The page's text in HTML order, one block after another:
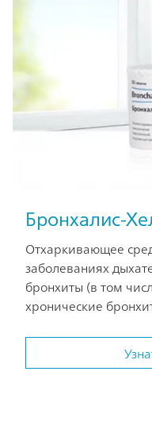
Бронхалис-
Отхаркивающее
заболеваниях
бронхиты (в том
хронические